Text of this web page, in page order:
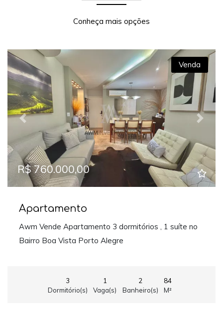
Conheça mais opções
Previous Next
Venda
R$ 760.000,00
Apartamento
Awm Vende Apartamento 3 dormitórios , 1 suíte no
Bairro Boa Vista Porto Alegre
3
Dormitório(s)
1
Vaga(s)
2
Banheiro(s)
84
M²